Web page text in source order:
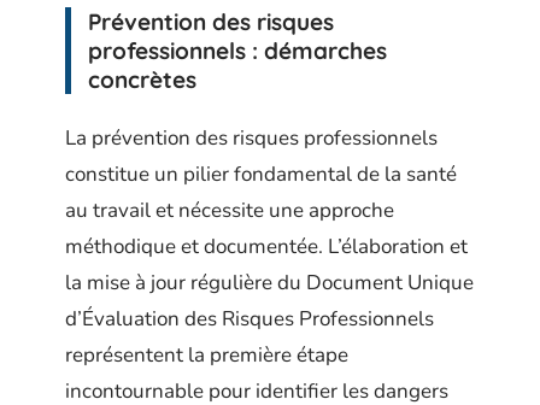
Prévention des risques
professionnels : démarches
concrètes
La prévention des risques professionnels
constitue un pilier fondamental de la santé
au travail et nécessite une approche
méthodique et documentée. L’élaboration et
la mise à jour régulière du Document Unique
d’Évaluation des Risques Professionnels
représentent la première étape
incontournable pour identifier les dangers